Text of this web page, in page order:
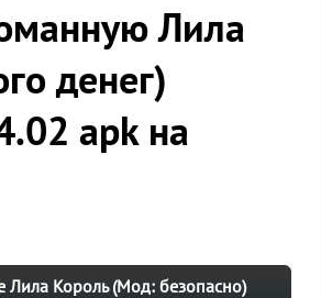
Лила
денег)
apk на
Лила Король (Мод: безопасно)